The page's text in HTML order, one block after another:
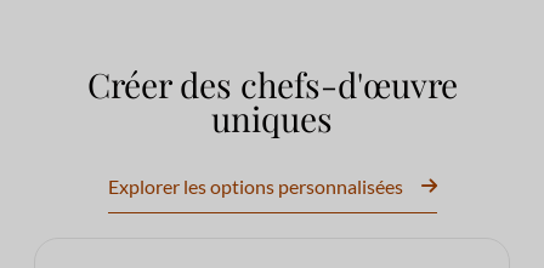
Créer des chefs-d'œuvre
uniques
Explorer les options personnalisées